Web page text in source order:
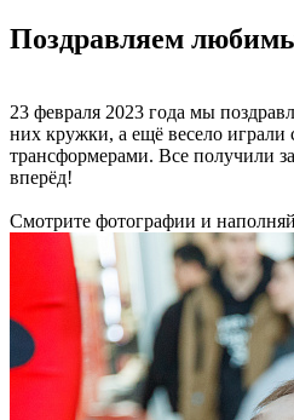
Поздравляем
23 февраля 2023 года мы
них кружки, а ещё весело играли
трансформерами. Все получили
вперёд!
Смотрите фотографии и